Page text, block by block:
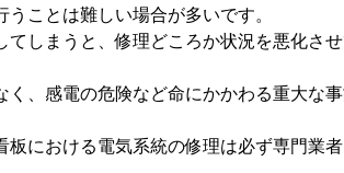
うことは難しい場合が多いです。
てしまうと、修理どころか状況を悪化さ
く、感電の危険など命にかかわる重大な
板における電気系統の修理は必ず専門業者